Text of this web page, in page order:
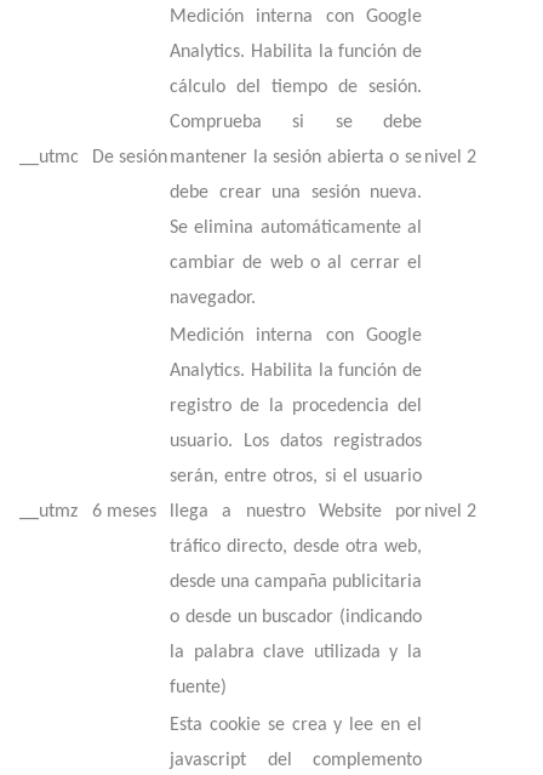
__utmc De sesión
Medición interna con Google
Analytics. Habilita la función de
cálculo del tiempo de sesión.
Comprueba si se debe
mantener la sesión abierta o se
debe crear una sesión nueva.
Se elimina automáticamente al
cambiar de web o al cerrar el
navegador.
nivel 2
__utmz 6 meses
Medición interna con Google
Analytics. Habilita la función de
registro de la procedencia del
usuario. Los datos registrados
serán, entre otros, si el usuario
llega a nuestro Website por
tráfico directo, desde otra web,
desde una campaña publicitaria
o desde un buscador (indicando
la palabra clave utilizada y la
fuente)
nivel 2
Esta cookie se crea y lee en el
javascript del complemento